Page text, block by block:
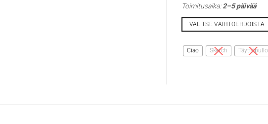
-
Toimitusaika:2–5 päivää
VALITSE VAIHTOEHDOISTA
tuotteella
Ciao Sketch Täyttöpullo